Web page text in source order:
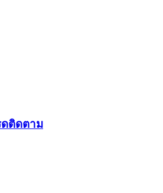
ดติดตาม